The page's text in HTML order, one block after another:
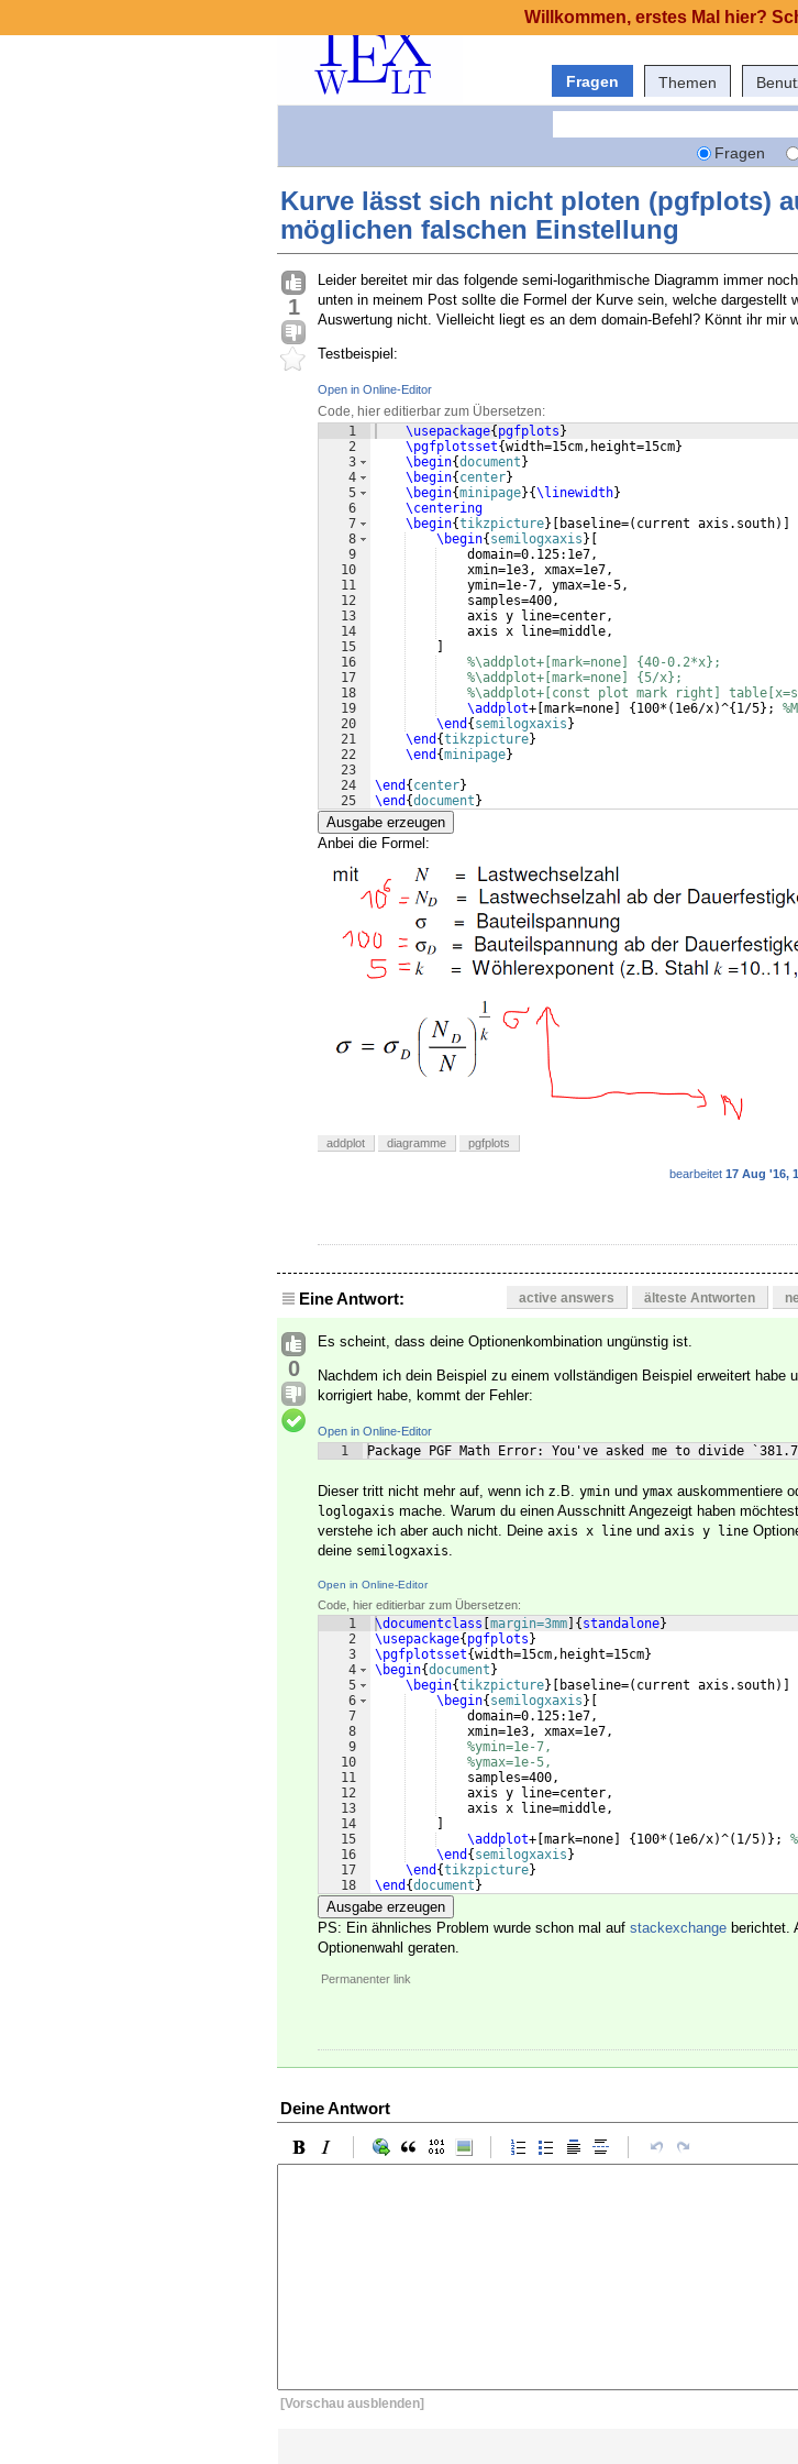
Fragen Themen
Fragen
Kurve lässt sich nicht ploten (pgfplots)
möglichen falschen Einstellung
1
Leider bereitet mir das folgende semi-logarithmische Diagramm immer
unten in meinem Post sollte die Formel der Kurve sein, welche dargestellt
Auswertung nicht. Vielleicht liegt es an dem domain-Befehl? Könnt ihr mir
Testbeispiel:
Open in Online-Editor
Code, hier editierbar zum Übersetzen:
1
2
3
4
5
6
7
8
9
10
11
12
13
14
15
16
17
18
19
20
21
22
23
24
25
\usepackage{ pgfplots }
\pgfplotsset{width=15cm,height=15cm}
\begin{document }
\begin{ center}
\begin{minipage}{\linewidth}
\centering
\begin{tikzpicture} baseline=( current axis.south)]
\begin{ semilogxaxis }
    domain=0.125:1e7,
    xmin=1e3, xmax=1e7,
    ymin=1e-7, ymax=1e-5,
    samples=400,
    axis y line=center,
    axis x line=middle,
%\addplot+[mark=none] {40-0.2*x};
%\addplot+[mark=none] {5/x};
%\addplot+[const plot mark right]
\addplot+ mark=none { 100* ( 1e6/x)^{ 1/5} ;
\end { semilogxaxis }
\end {tikzpicture}
\end {minipage}
\end { center}
\end {document }
Ausgabe erzeugen
Anbei die Formel:
addplot diagramme pgfplots
bearbeitet 17 Aug '16,
Eine Antwort: active answers älteste Antworten
0
Es scheint, dass deine Optionenkombination ungünstig ist.
Nachdem ich dein Beispiel zu einem vollständigen Beispiel erweitert habe
korrigiert habe, kommt der Fehler:
Open in Online-Editor
1 Package PGF Math Error: You've asked me to divide
Dieser tritt nicht mehr auf, wenn ich z.B. ymin und ymax auskommentiere
loglogaxis mache. Warum du einen Ausschnitt Angezeigt haben
verstehe ich aber auch nicht. Deine axis x line und axis y line
deine semilogxaxis.
Open in Online-Editor
Code, hier editierbar zum Übersetzen:
1
2
3
4
5
6
7
8
9
10
11
12
13
14
15
16
17
18
\documentclass margin=3mm { standalone}
\usepackage{ pgfplots }
\pgfplotsset{width=15cm,height=15cm}
\begin{document }
\begin{tikzpicture} baseline=( current axis.south)]
\begin{ semilogxaxis }
    domain=0.125:1e7,
    xmin=1e3, xmax=1e7,
%ymin=1e-7,
%ymax=1e-5,
    samples=400,
    axis y line=center,
    axis x line=middle,
\addplot+ mark=none { 100* ( 1e6/x)^( 1/5)} ;
\end { semilogxaxis }
\end {tikzpicture}
\end {document }
Ausgabe erzeugen
PS: Ein ähnliches Problem wurde schon mal auf stackexchange berichtet.
Optionenwahl geraten.
Permanenter link
Deine Antwort
[Vorschau ausblenden]
Willkommen, erstes Mal hier?